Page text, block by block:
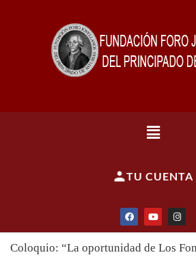
TU CUENTA
Coloquio: “La oportunidad de Los